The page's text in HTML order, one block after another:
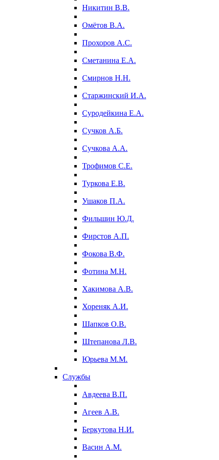
Никитин В.В.
Омётов В.А.
Прохоров А.С.
Сметанина Е.А.
Смирнов Н.Н.
Старжинский И.А.
Суродейкина Е.А.
Сучков А.Б.
Сучкова А.А.
Трофимов С.Е.
Туркова Е.В.
Ушаков П.А.
Фильшин Ю.Д.
Фирстов А.П.
Фокова В.Ф.
Фотина М.Н.
Хакимова А.В.
Хореняк А.И.
Шапков О.В.
Штепанова Л.В.
Юрьева М.М.
Службы
Авдеева В.П.
Агеев А.В.
Беркутова Н.И.
Васин А.М.